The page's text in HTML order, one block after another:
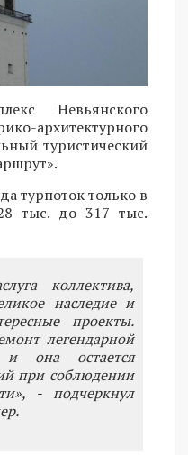
Невьянского
архитектурного
туристический
турпоток только в
тыс. до 317 тыс.
коллектива,
наследие и
проекты.
легендарной
она остается
при соблюдении
- подчеркнул